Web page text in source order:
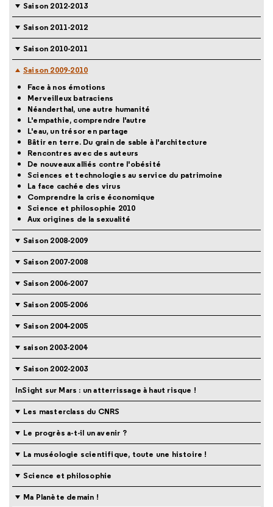
Saison 2012-2013
Saison 2011-2012
Saison 2010-2011
Saison 2009-2010
Face à nos émotions
Merveilleux batraciens
Néanderthal, une autre humanité
L'empathie, comprendre l'autre
L'eau, un trésor en partage
Bâtir en terre. Du grain de sable à l'architecture
Rencontres avec des auteurs
De nouveaux alliés contre l'obésité
Sciences et technologies au service du patrimoine
La face cachée des virus
Comprendre la crise économique
Science et philosophie 2010
Aux origines de la sexualité
Saison 2008-2009
Saison 2007-2008
Saison 2006-2007
Saison 2005-2006
Saison 2004-2005
saison 2003-2004
Saison 2002-2003
InSight sur Mars : un atterrissage à haut risque !
Les masterclass du CNRS
Le progrès a-t-il un avenir ?
La muséologie scientifique, toute une histoire !
Science et philosophie
Ma Planète demain !